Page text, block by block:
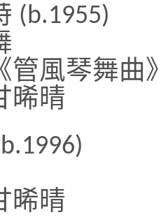
(b.1955)
管風琴舞曲
晞晴
晞晴